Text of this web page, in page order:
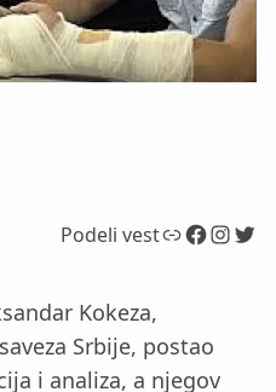
Podeli vestLink Facebook InstagramTwitter
Kokeza,
Srbije, postao
i analiza, a njegov